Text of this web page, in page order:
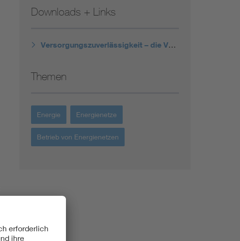
Downloads + Links
Versorgungszuverlässigkeit – die VDE FNN Störungs- und Verfügbarkeitsstatistik
Themen
Energie Energienetze
Betrieb von Energienetzen